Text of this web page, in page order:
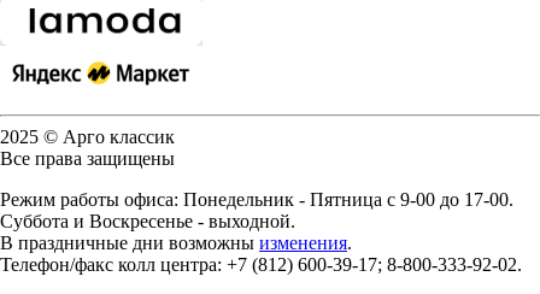
2025 © Арго классик
Все права защищены
Режим работы офиса: Понедельник - Пятница с 9-00 до 17-00.
Суббота и Воскресенье - выходной.
В праздничные дни возможны изменения.
Телефон/факс колл центра: +7 (812) 600-39-17; 8-800-333-92-02.